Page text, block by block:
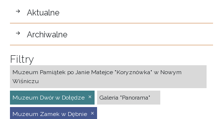
wystawy
Aktualne
Archiwalne
Filtry
Muzeum Pamiątek po Janie Matejce "Koryznówka" w Nowym
Wiśniczu
Muzeum Dwór w Dołędze Galeria "Panorama"
Muzeum Zamek w Dębnie